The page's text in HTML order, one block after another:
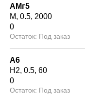
АМг5
М 0.5 2000
0
Под заказ
А6
Н2 0.5 60
0
Под заказ